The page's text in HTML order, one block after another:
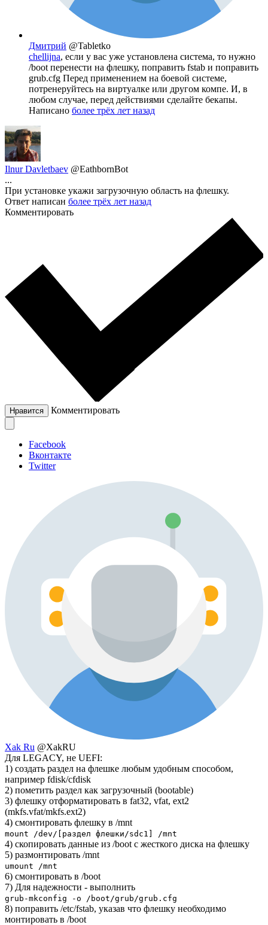
Дмитрий @Tabletko
chellijna, если у вас уже установлена система, то нужно
/boot перенести на флешку, поправить fstab и поправить
grub.cfg Перед применением на боевой системе,
потренеруйтесь на виртуалке или другом компе. И, в
любом случае, перед действиями сделайте бекапы.
Написано более трёх лет назад
Ilnur Davletbaev @EathbornBot
...
При установке укажи загрузочную область на флешку.
Ответ написан более трёх лет назад
Комментировать
Нравится Комментировать
Facebook
Вконтакте
Twitter
Xak Ru @XakRU
Для LEGACY, не UEFI:
1) создать раздел на флешке любым удобным способом,
например fdisk/cfdisk
2) пометить раздел как загрузочный (bootable)
3) флешку отформатировать в fat32, vfat, ext2
(mkfs.vfat/mkfs.ext2)
4) смонтировать флешку в /mnt
mount /dev/[раздел флешки/sdc1] /mnt
4) скопировать данные из /boot с жесткого диска на флешку
5) размонтировать /mnt
umount /mnt
6) смонтировать в /boot
7) Для надежности - выполнить
grub-mkconfig -o /boot/grub/grub.cfg
8) поправить /etc/fstab, указав что флешку необходимо
монтировать в /boot